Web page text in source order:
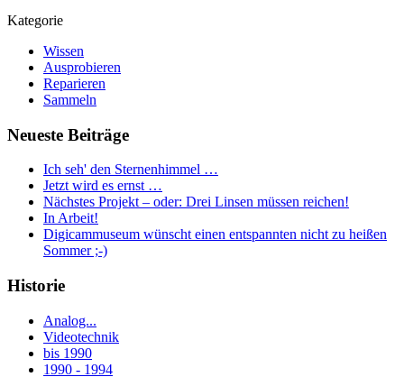
Kategorie
Wissen
Ausprobieren
Reparieren
Sammeln
Neueste Beiträge
Ich seh' den Sternenhimmel …
Jetzt wird es ernst …
Nächstes Projekt – oder: Drei Linsen müssen reichen!
In Arbeit!
Digicammuseum wünscht einen entspannten nicht zu heißen
Sommer ;-)
Historie
Analog...
Videotechnik
bis 1990
1990 - 1994